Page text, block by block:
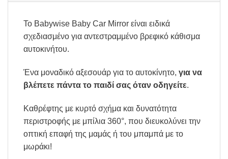
Το Babywise Baby Car Mirror είναι ειδικά
σχεδιασμένο για αντεστραμμένο βρεφικό κάθισμα
αυτοκινήτου.
Ένα μοναδικό αξεσουάρ για το αυτοκίνητο, για να
βλέπετε πάντα το παιδί σας όταν οδηγείτε.
Καθρέφτης με κυρτό σχήμα και δυνατότητα
περιστροφής με μπίλια 360°, που διευκολύνει την
οπτική επαφή της μαμάς ή του μπαμπά με το
μωράκι!